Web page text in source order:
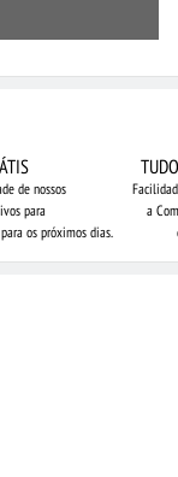
de nossos
para
os próximos dias.
a